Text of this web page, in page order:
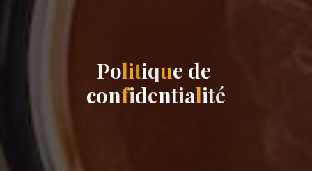
Politique de
confidentialité